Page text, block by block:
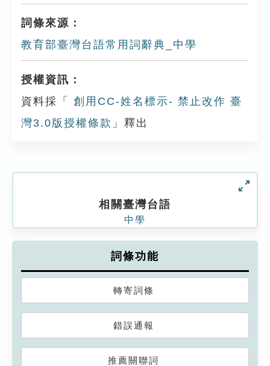
詞條來源：
教育部臺灣台語常用詞辭典_中學
授權資訊：
資料採「
創用CC-姓名標示- 禁止改作 臺
灣3.0版授權條款 」釋出
相關臺灣台語
中學
詞條功能
轉寄詞條
錯誤通報
推薦關聯詞